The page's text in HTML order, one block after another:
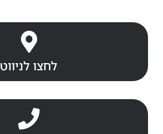
לחצו לניווט